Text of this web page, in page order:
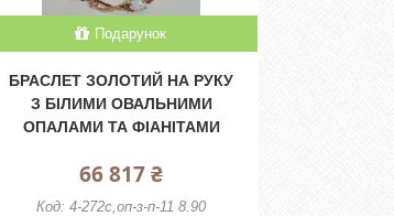
Подарунок
БРАСЛЕТ ЗОЛОТИЙ НА РУКУ
З БІЛИМИ ОВАЛЬНИМИ
ОПАЛАМИ ТА ФІАНІТАМИ
66 817 ₴
4-272с,оп-з-п-11 8.90